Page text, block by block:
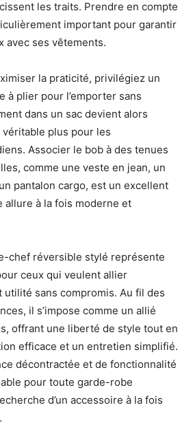
les traits. Prendre en compte
important pour garantir
avec ses vêtements.
la praticité, privilégiez un
à plier pour l’emporter sans
dans un sac devient alors
plus pour les
Associer le bob à des tenues
comme une veste en jean, un
pantalon cargo, est un excellent
allure à la fois moderne et
chef réversible stylé représente
ceux qui veulent allier
sans compromis. Au fil des
il s’impose comme un allié
offrant une liberté de style tout en
efficace et un entretien simplifié.
décontractée et de fonctionnalité
pour toute garde-robe
d’un accessoire à la fois